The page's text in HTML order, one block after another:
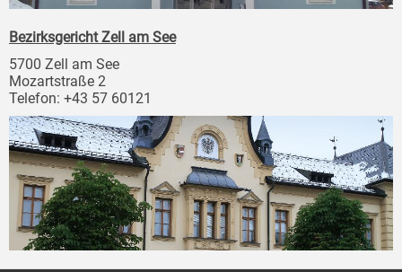
Bezirksgericht Zell am See
5700 Zell am See
Mozartstraße 2
Telefon: +43 57 60121